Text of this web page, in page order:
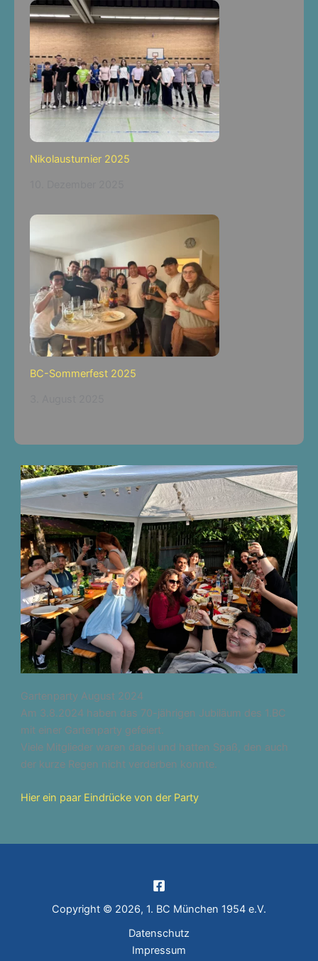
Nikolausturnier 2025
BC-Sommerfest 2025
Gartenparty August 2024
Am 3.8.2024 haben das 70-jährigen Jubiläum des 1.BC
mit einer Gartenparty gefeiert.
Viele Mitglieder waren dabei und hatten Spaß, den auch
der kurze Regen nicht verderben konnte.
Hier ein paar Eindrücke von der Party
Copyright © 2026, 1. BC München 1954 e.V.
Datenschutz
Impressum